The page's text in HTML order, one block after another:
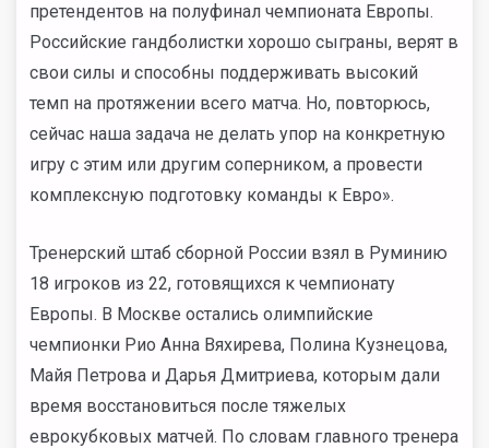
претендентов на полуфинал чемпионата Европы.
Российские гандболистки хорошо сыграны, верят в
свои силы и способны поддерживать высокий
темп на протяжении всего матча. Но, повторюсь,
сейчас наша задача не делать упор на конкретную
игру с этим или другим соперником, а провести
комплексную подготовку команды к Евро».
Тренерский штаб сборной России взял в Руминию
18 игроков из 22, готовящихся к чемпионату
Европы. В Москве остались олимпийские
чемпионки Рио Анна Вяхирева, Полина Кузнецова,
Майя Петрова и Дарья Дмитриева, которым дали
время восстановиться после тяжелых
еврокубковых матчей. По словам главного тренера